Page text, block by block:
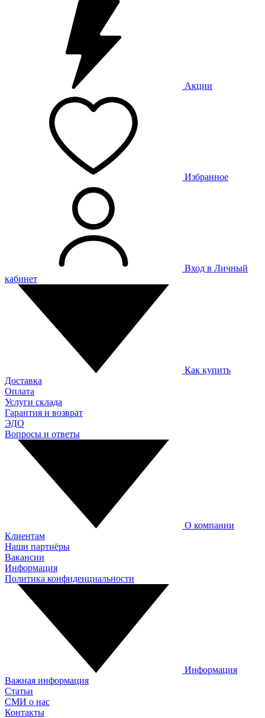
Акции
Избранное
Вход в Личный
кабинет
Как купить
Доставка
Оплата
Услуги склада
Гарантия и возврат
ЭДО
Вопросы и ответы
О компании
Клиентам
Наши партнёры
Вакансии
Информация
Политика конфиденциальности
Информация
Важная информация
Статьи
СМИ о нас
Контакты